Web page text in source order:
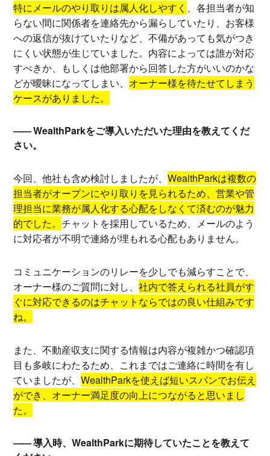
特にメールのやり取りは属人化しやすく 、各担当者が知
らない間に関係者を連絡先から漏らしていたり、お客様
への返信が抜けていたりなど、不備があっても気がつき
にくい状態が生じていました。内容によっては誰が対応
すべきか、もしくは他部署から回答した方がいいのかな
どが曖昧になってしまい、 オーナー様を待たせてしまう
ケースがありました。
WealthParkをご導入いただいた理由を教えてくだ
さい。
今回、他社も含め検討しましたが、WealthParkは複数の
担当者がオープンにやり取りを見られるため、営業や管
理担当に業務が属人化する心配をしなくて済むのが魅力
的でした。チャットを採用しているため、メールのよう
に対応者が不明で連絡が埋もれる心配もありません。
コミュニケーションのリレーを少しでも減らすことで、
オーナー様のご質問に対し、社内で答えられる社員がす
ぐに対応できるのはチャットならではの良い仕組みです
ね。
また、不動産収支に関する情報は内容が複雑かつ確認項
目も多岐にわたるため、これまではご連絡に時間を有し
ていましたが、WealthParkを使えば短いスパンでお伝え
ができ、オーナー満足度の向上につながると思いまし
た。
導入時、WealthParkに期待していたことを教えて